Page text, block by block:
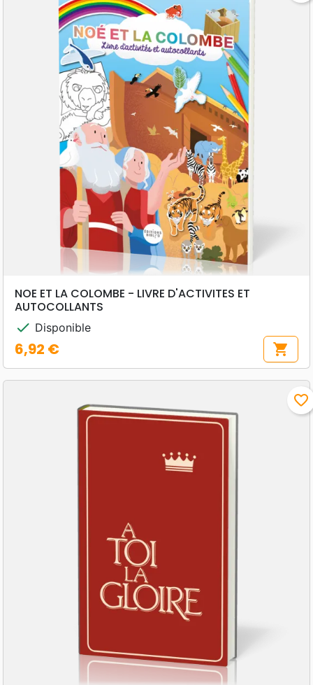
NOE ET LA COLOMBE - LIVRE D'ACTIVITES ET
AUTOCOLLANTS
check Disponible
Prix
6,92 € shopping_cart
favorite_border